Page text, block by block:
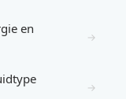
en
→
→